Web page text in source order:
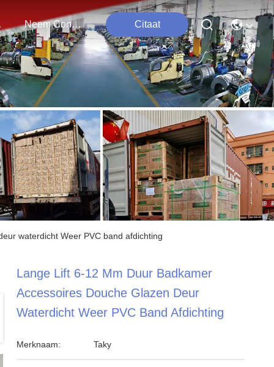
Neem Contact Met Ons Op Citaat
waterdicht Weer PVC band afdichting
Lange Lift 6-12 Mm Duur Badkamer
Accessoires Douche Glazen Deur
Waterdicht Weer PVC Band Afdichting
Merknaam: Taky